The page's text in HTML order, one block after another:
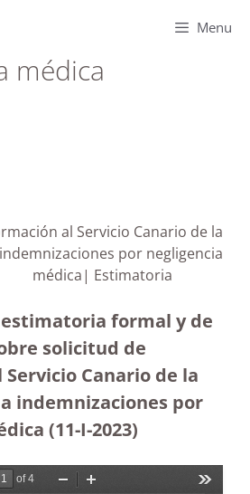
Menu
médica
al Servicio Canario de la
por negligencia
médica| Estimatoria
estimatoria formal y de
solicitud de
Canario de la
indemnizaciones por
(11-I-2023)